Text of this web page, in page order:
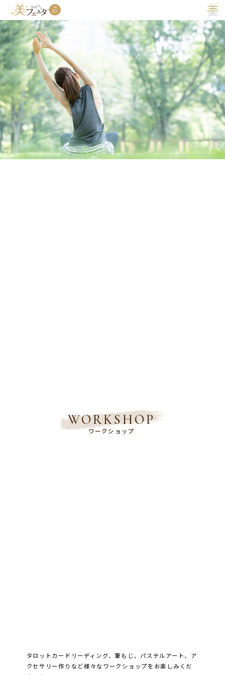
WORKSHOP
ワークショップ
タロットカードリーディング、筆もじ、パステルアート、ア
クセサリー作りなど様々なワークショップをお楽しみくだ